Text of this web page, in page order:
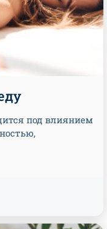
под влиянием